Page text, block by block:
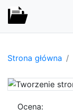
Strona główna
Ocena: